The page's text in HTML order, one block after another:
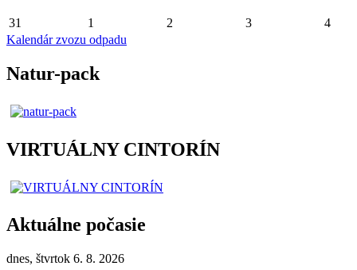
31 1 2 3
4
Kalendár zvozu odpadu
Natur-pack
VIRTUÁLNY CINTORÍN
Aktuálne počasie
dnes, štvrtok 6. 8. 2026